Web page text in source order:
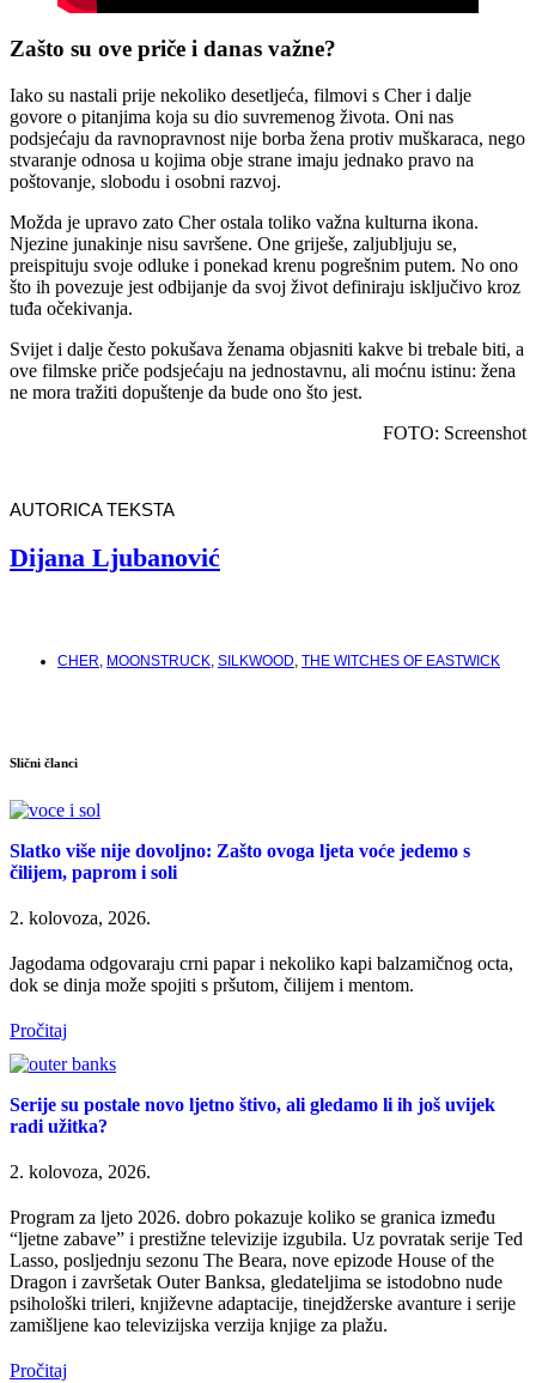
Zašto su ove priče i danas važne?
Iako su nastali prije nekoliko desetljeća, filmovi s Cher i dalje
govore o pitanjima koja su dio suvremenog života. Oni nas
podsjećaju da ravnopravnost nije borba žena protiv muškaraca, nego
stvaranje odnosa u kojima obje strane imaju jednako pravo na
poštovanje, slobodu i osobni razvoj.
Možda je upravo zato Cher ostala toliko važna kulturna ikona.
Njezine junakinje nisu savršene. One griješe, zaljubljuju se,
preispituju svoje odluke i ponekad krenu pogrešnim putem. No ono
što ih povezuje jest odbijanje da svoj život definiraju isključivo kroz
tuđa očekivanja.
Svijet i dalje često pokušava ženama objasniti kakve bi trebale biti, a
ove filmske priče podsjećaju na jednostavnu, ali moćnu istinu: žena
ne mora tražiti dopuštenje da bude ono što jest.
FOTO: Screenshot
AUTORICA TEKSTA
Dijana Ljubanović
CHER, MOONSTRUCK, SILKWOOD, THE WITCHES OF EASTWICK
Slični članci
Slatko više nije dovoljno: Zašto ovoga ljeta voće jedemo s
čilijem, paprom i soli
2. kolovoza, 2026.
Jagodama odgovaraju crni papar i nekoliko kapi balzamičnog octa,
dok se dinja može spojiti s pršutom, čilijem i mentom.
Pročitaj
Serije su postale novo ljetno štivo, ali gledamo li ih još uvijek
radi užitka?
2. kolovoza, 2026.
Program za ljeto 2026. dobro pokazuje koliko se granica između
“ljetne zabave” i prestižne televizije izgubila. Uz povratak serije Ted
Lasso, posljednju sezonu The Beara, nove epizode House of the
Dragon i završetak Outer Banksa, gledateljima se istodobno nude
psihološki trileri, književne adaptacije, tinejdžerske avanture i serije
zamišljene kao televizijska verzija knjige za plažu.
Pročitaj